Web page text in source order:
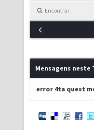
Encontrar
Mensagens neste
error 4ta quest